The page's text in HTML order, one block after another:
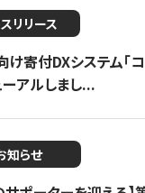
リリース
け寄付DXシステム「
アルしまし...
知らせ